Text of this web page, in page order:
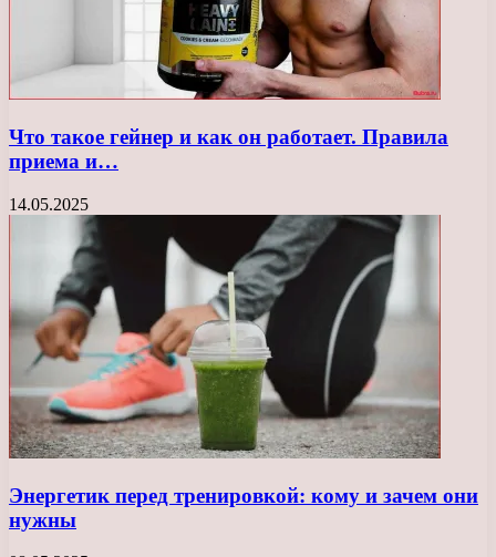
Что такое гейнер и как он работает. Правила
приема и…
14.05.2025
Энергетик перед тренировкой: кому и зачем они
нужны